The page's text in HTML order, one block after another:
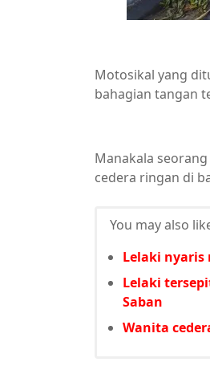
Motosikal yang
bahagian tangan
Manakala
cedera ringan di
You may also
Lelaki nyaris
Lelaki
Saban
Wanita